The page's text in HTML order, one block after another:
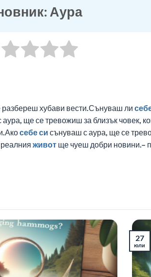
Аура
разбереш хубави вести.Сънуваш ли
ще се тревожиш за близък човек,
себе си сънуваш с аура, ще се
живот ще чуеш добри новини.–
27
юли